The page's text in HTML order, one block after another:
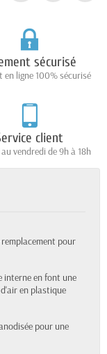
sécurisé
en ligne 100% sécurisé
client
vendredi de 9h à 18h
remplacement pour
interne en font une
en plastique
pour une